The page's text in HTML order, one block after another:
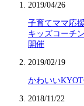
2019/04/26
子育てママ応
キッズコーチ
開催
2019/02/19
かわいい
2018/11/22